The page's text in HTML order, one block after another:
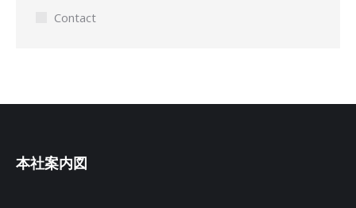
Contact
本社案内図